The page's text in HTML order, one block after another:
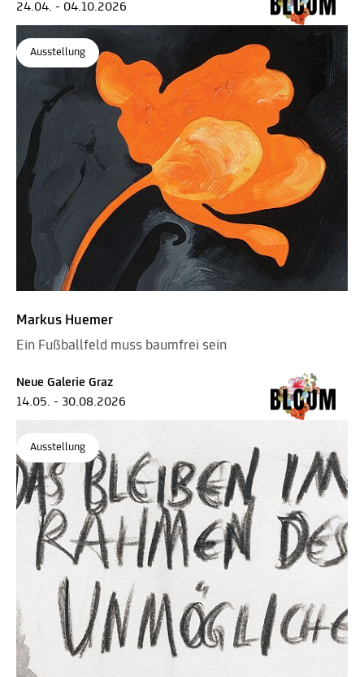
24.04. - 04.10.2026
Ausstellung
Markus Huemer
Ein Fußballfeld muss baumfrei sein
Neue Galerie Graz
14.05. - 30.08.2026
Ausstellung